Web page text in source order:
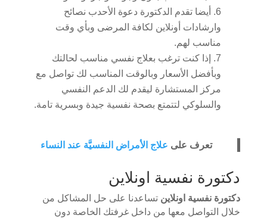
أيضا تقدم الدكتورة دعوة الأحدب نصائح
وارشادات أونلاين لكافة المرضى وبأي وقت
مناسب لهم.
إذا كنت ترغب بعلاج نفسي مناسب لحالتك
وبأفضل الأسعار وبالوقت المناسب لك تواصل مع
مركز المستشارة ليقدم لك الدعم النفسي
والسلوكي لتتمتع بصحة نفسية جيدة وبسرية تامة.
تعرف على علاج الأمراض النفسيَّة عند النساء
دكتورة نفسية اونلاين
دكتورة نفسية اونلاين تساعدنا على حل المشاكل من
خلال التواصل معها من داخل غرفتك الخاصة دون